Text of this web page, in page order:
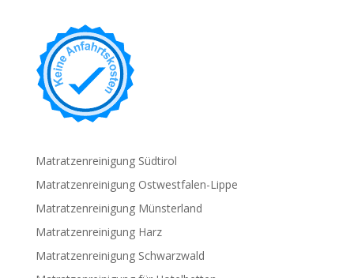
Matratzenreinigung Südtirol
Matratzenreinigung Ostwestfalen-Lippe
Matratzenreinigung Münsterland
Matratzenreinigung Harz
Matratzenreinigung Schwarzwald